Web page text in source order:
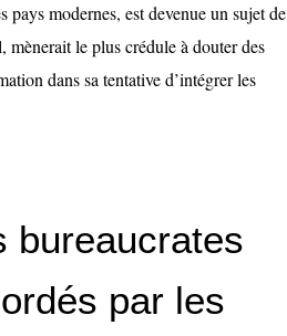
pays modernes, est devenue un sujet de
le plus crédule à douter des
dans sa tentative d’intégrer les
bureaucrates
par les